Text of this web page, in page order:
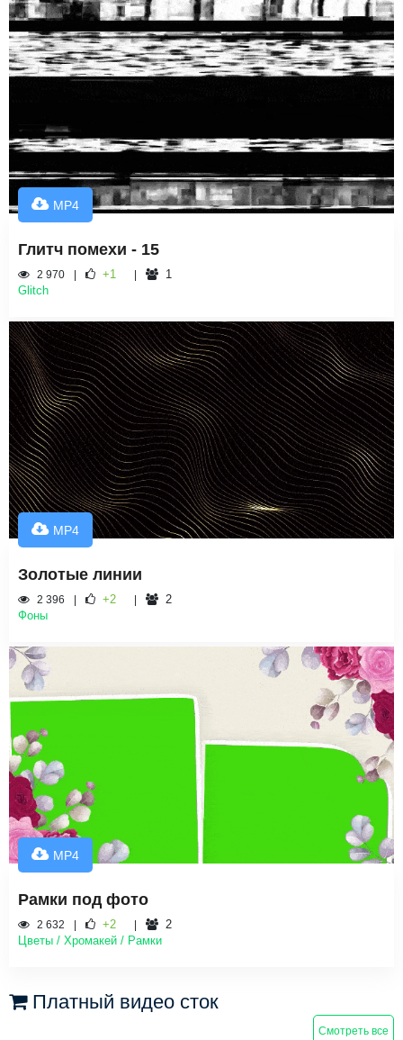
MP4
Глитч помехи - 15
2 970 +1
1
Glitch
MP4
Золотые линии
2 396 +2
2
Фоны
MP4
Рамки под фото
2 632 +2
2
Цветы / Хромакей / Рамки
Платный видео сток
Смотреть все